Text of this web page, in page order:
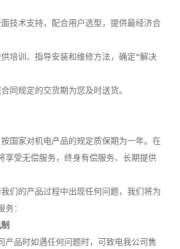
技术支持，配合用户选型，提供最经济合
培训、指导安装和维修方法，确定*解决
同规定的交货期为您及时送货。
国家对机电产品的规定质保期为一年。在
享受无偿服务，终身有偿服务、长期提供
们的产品过程中出现任何问题，我们将为
务：
产品时如遇任何问题时，可致电我公司售